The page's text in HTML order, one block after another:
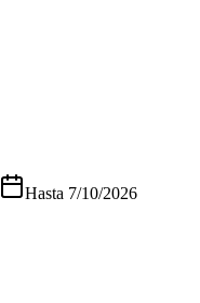
Hasta 7/10/2026